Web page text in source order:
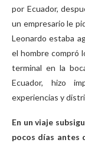
por Ecuador,
un empresario le
Leonardo estaba
el hombre compró
terminal en la
Ecuador, hizo
experiencias y
En un viaje
pocos días antes